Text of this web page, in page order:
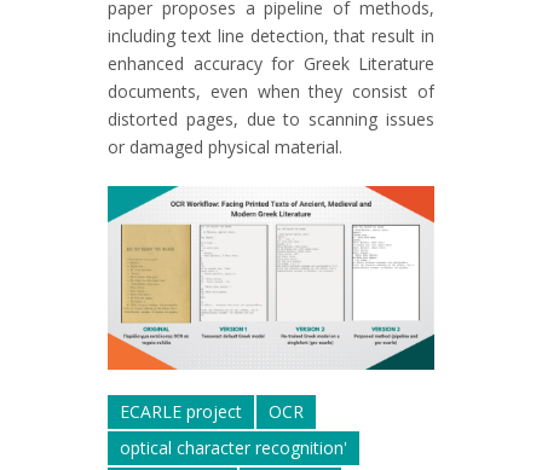
paper proposes a pipeline of methods,
including text line detection, that result in
enhanced accuracy for Greek Literature
documents, even when they consist of
distorted pages, due to scanning issues
or damaged physical material.
ECARLE project
OCR
optical character recognition'